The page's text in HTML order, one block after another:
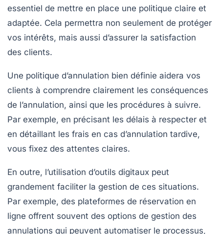
essentiel de mettre en place une politique claire et
adaptée. Cela permettra non seulement de protéger
vos intérêts, mais aussi d’assurer la satisfaction
des clients.
Une politique d’annulation bien définie aidera vos
clients à comprendre clairement les conséquences
de l’annulation, ainsi que les procédures à suivre.
Par exemple, en précisant les délais à respecter et
en détaillant les frais en cas d’annulation tardive,
vous fixez des attentes claires.
En outre, l’utilisation d’outils digitaux peut
grandement faciliter la gestion de ces situations.
Par exemple, des plateformes de réservation en
ligne offrent souvent des options de gestion des
annulations qui peuvent automatiser le processus,